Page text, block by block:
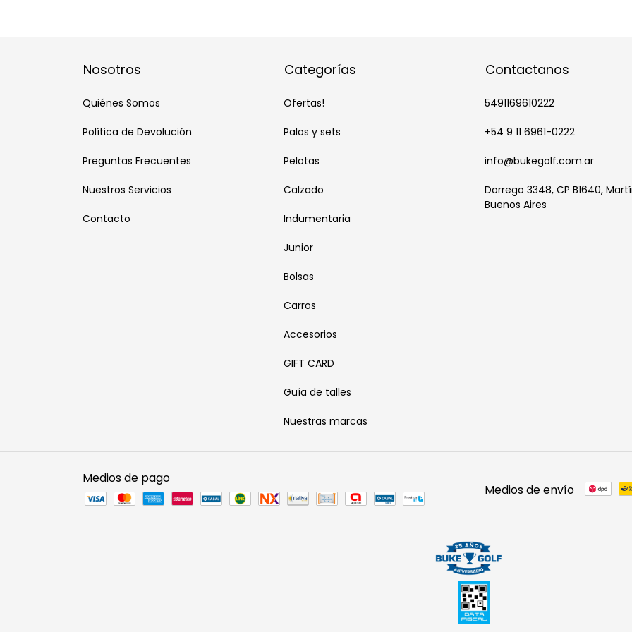
Nosotros
Quiénes Somos
Política de Devolución
Preguntas Frecuentes
Nuestros Servicios
Contacto
Categorías
Ofertas!
Palos y sets
Pelotas
Calzado
Indumentaria
Junior
Bolsas
Carros
Accesorios
GIFT CARD
Guía de talles
Nuestras marcas
Contactanos
5491169610222
+54 9 11 6961-0222
info@bukegolf.com.ar
Dorrego 3348, CP B1640,
Buenos Aires
Medios de pago
Medios de envío